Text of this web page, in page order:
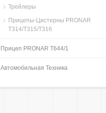
Трейлеры
Прицепы-Цистерны PRONAR
T314/T315/T316
Прицеп PRONAR T644/1
Автомобильная Техника